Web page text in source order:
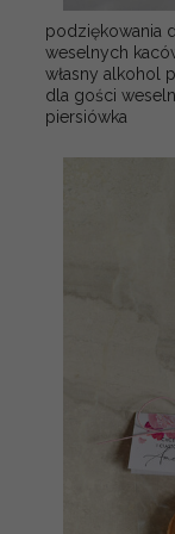
podziękowania
weselnych
własny alkohol
dla gości
piersiówka